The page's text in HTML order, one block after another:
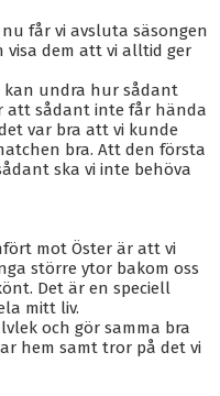
får vi avsluta säsongen
visa dem att vi alltid ger
kan undra hur sådant
att sådant inte får hända
var bra att vi kunde
bra. Att den första
ska vi inte behöva
mot Öster är att vi
större ytor bakom oss
Det är en speciell
mitt liv.
och gör samma bra
hem samt tror på det vi